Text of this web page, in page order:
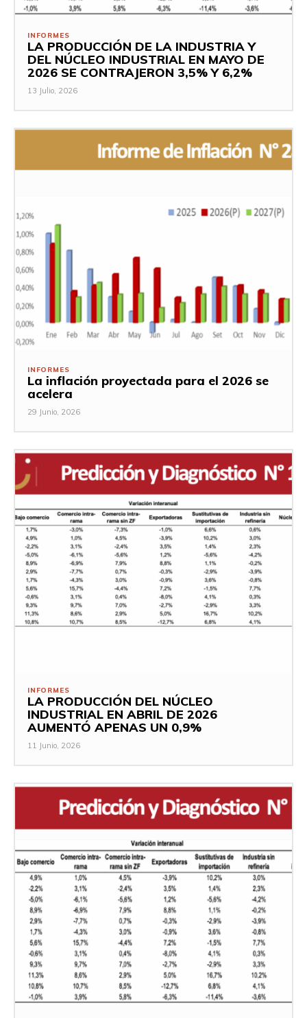
INFORMES
LA PRODUCCIÓN DE LA INDUSTRIA Y
DEL NÚCLEO INDUSTRIAL EN MAYO DE
2026 SE CONTRAJERON 3,5% Y 6,2%
13 Julio, 2026
INFORMES
La inflación proyectada para el 2026 se
acelera
29 Junio, 2026
INFORMES
LA PRODUCCIÓN DEL NÚCLEO
INDUSTRIAL EN ABRIL DE 2026
AUMENTÓ APENAS UN 0,9%
11 Junio, 2026